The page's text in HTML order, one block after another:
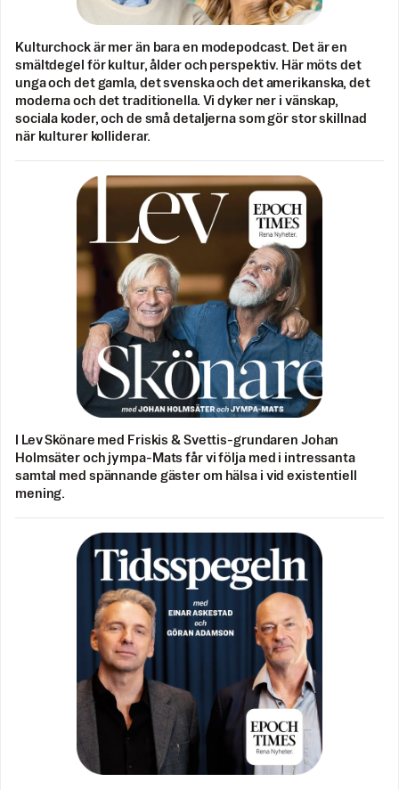
Kulturchock är mer än bara en modepodcast. Det är en
smältdegel för kultur, ålder och perspektiv. Här möts det
unga och det gamla, det svenska och det amerikanska, det
moderna och det traditionella. Vi dyker ner i vänskap,
sociala koder, och de små detaljerna som gör stor skillnad
när kulturer kolliderar.
I Lev Skönare med Friskis & Svettis-grundaren Johan
Holmsäter och jympa-Mats får vi följa med i intressanta
samtal med spännande gäster om hälsa i vid existentiell
mening.